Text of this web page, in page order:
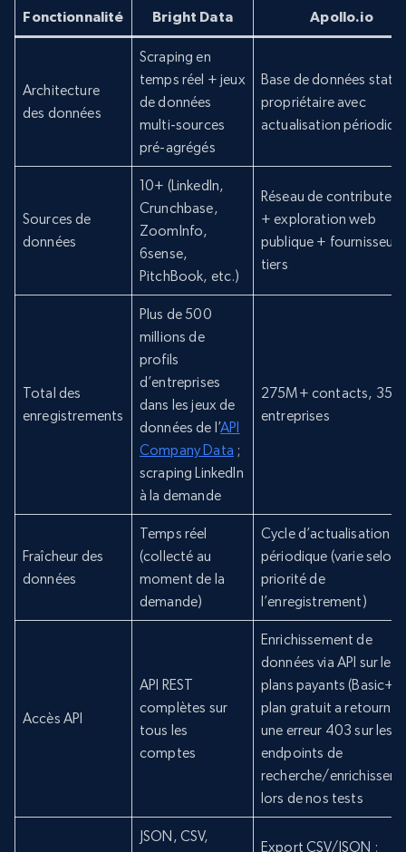
Fonctionnalité Bright Data Apollo.io
Architecture
des données
Scraping en
temps réel + jeux
de données
multi-sources
pré-agrégés
Base de données
propriétaire avec
actualisation
Sources de
données
10+ (LinkedIn,
Crunchbase,
ZoomInfo,
6sense,
PitchBook, etc.)
Réseau de
+ exploration web
publique + fournisseurs
tiers
Total des
enregistrements
Plus de 500
millions de
profils
d’entreprises
dans les jeux de
données de l’API
Company Data ;
scraping LinkedIn
à la demande
275M+ contacts,
entreprises
Fraîcheur des
données
Temps réel
(collecté au
moment de la
demande)
Cycle d’actualisation
périodique (varie selon
priorité de
l’enregistrement)
Accès API
API REST
complètes sur
tous les
comptes
Enrichissement de
données via API sur les
plans payants (Basic+)
plan gratuit a retourné
une erreur 403 sur les
endpoints de
recherche/
lors de nos tests
JSON, CSV,
Export CSV/JSON ;